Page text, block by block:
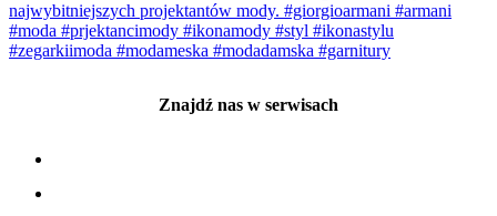
Znajdź nas w serwisach